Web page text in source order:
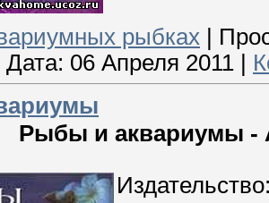
рыбках
Дата: 06 Апреля 2011
Рыбы и аквариумы -